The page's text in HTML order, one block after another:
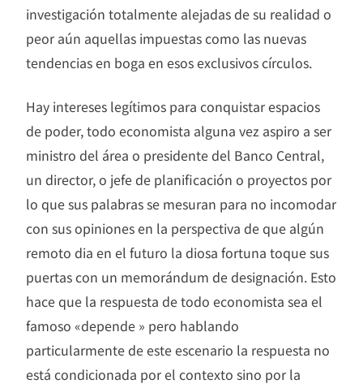
investigación totalmente alejadas de su realidad o
peor aún aquellas impuestas como las nuevas
tendencias en boga en esos exclusivos círculos.
Hay intereses legítimos para conquistar espacios
de poder, todo economista alguna vez aspiro a ser
ministro del área o presidente del Banco Central,
un director, o jefe de planificación o proyectos por
lo que sus palabras se mesuran para no incomodar
con sus opiniones en la perspectiva de que algún
remoto dia en el futuro la diosa fortuna toque sus
puertas con un memorándum de designación. Esto
hace que la respuesta de todo economista sea el
famoso «depende » pero hablando
particularmente de este escenario la respuesta no
está condicionada por el contexto sino por la